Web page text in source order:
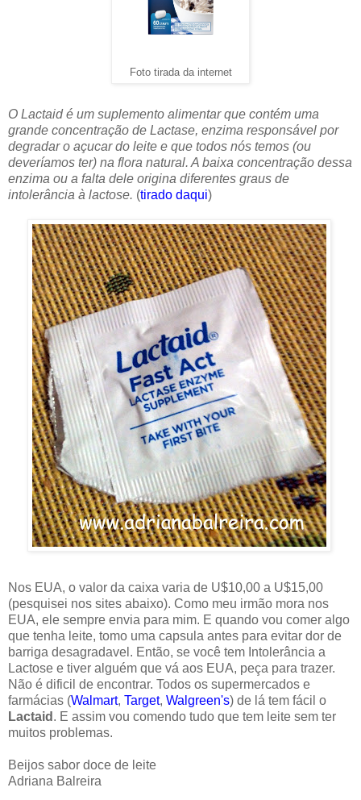
Foto tirada da internet
O Lactaid é um suplemento alimentar que contém uma
grande concentração de Lactase, enzima responsável por
degradar o açucar do leite e que todos nós temos (ou
deveríamos ter) na flora natural. A baixa concentração dessa
enzima ou a falta dele origina diferentes graus de
intolerância à lactose. (tirado daqui)
Nos EUA, o valor da caixa varia de U$10,00 a U$15,00
(pesquisei nos sites abaixo). Como meu irmão mora nos
EUA, ele sempre envia para mim. E quando vou comer algo
que tenha leite, tomo uma capsula antes para evitar dor de
barriga desagradavel. Então, se você tem Intolerância a
Lactose e tiver alguém que vá aos EUA, peça para trazer.
Não é dificil de encontrar. Todos os supermercados e
farmácias (Walmart, Target, Walgreen's) de lá tem fácil o
Lactaid . E assim vou comendo tudo que tem leite sem ter
muitos problemas.
Beijos sabor doce de leite
Adriana Balreira